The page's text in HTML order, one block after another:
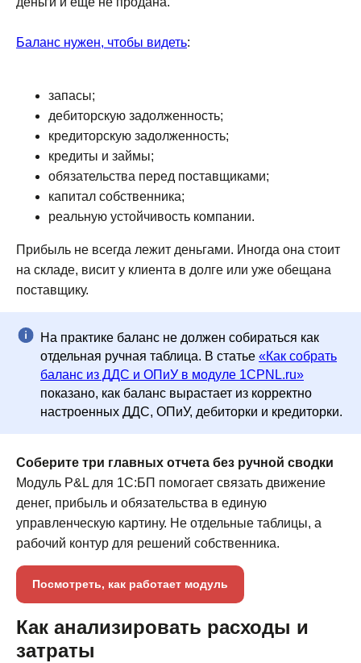
Баланс нужен, чтобы видеть:
запасы;
дебиторскую задолженность;
кредиторскую задолженность;
кредиты и займы;
обязательства перед поставщиками;
капитал собственника;
реальную устойчивость компании.
Прибыль не всегда лежит деньгами. Иногда она стоит
на складе, висит у клиента в долге или уже обещана
поставщику.
На практике баланс не должен собираться как
отдельная ручная таблица. В статье «Как собрать
баланс из ДДС и ОПиУ в модуле 1CPNL.ru»
показано, как баланс вырастает из корректно
настроенных ДДС, ОПиУ, дебиторки и кредиторки.
Соберите три главных отчета без ручной сводки
Модуль P&L для 1С:БП помогает связать движение
денег, прибыль и обязательства в единую
управленческую картину. Не отдельные таблицы, а
рабочий контур для решений собственника.
Посмотреть, как работает модуль
Как анализировать расходы и
затраты